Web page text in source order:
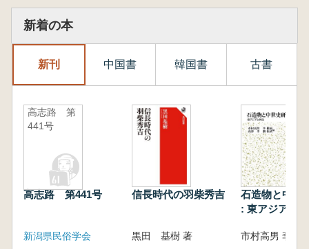
新着の本
新刊 中国書 韓国書 古書
高志路 第
441号
高志路 第441号
新潟県民俗学会
信長時代の羽柴秀吉
黒田 基樹 著
石造物と中世
: 東アジアと